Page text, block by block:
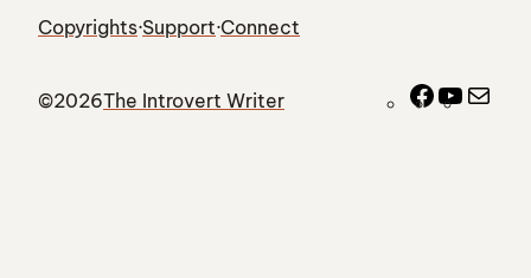
Copyrights·Support·Connect
©2026The Introvert Writer Facebook